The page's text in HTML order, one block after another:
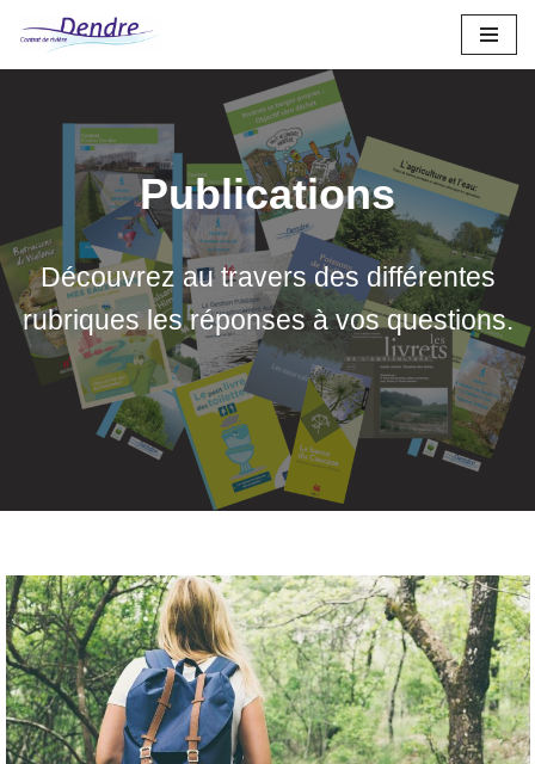
contenu
Publications
Découvrez au travers des différentes
rubriques les réponses à vos questions.